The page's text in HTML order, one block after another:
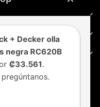
+ Decker olla
negra RC620B
₡33.561.